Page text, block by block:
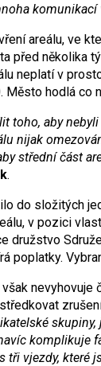
areálu, ve
před několika
neplatí v
Město hodlá co
toho, aby
nijak
střední část
.
do složitých
v pozici
družstvo
poplatky.
nevyhovuje
komplikuje
tři vjezdy, které